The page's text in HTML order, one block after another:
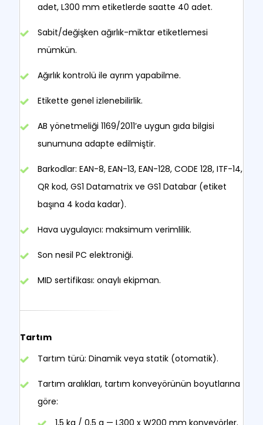
adet, L300 mm etiketlerde saatte 40 adet.
Sabit/değişken ağırlık-miktar etiketlemesi
mümkün.
Ağırlık kontrolü ile ayrım yapabilme.
Etikette genel izlenebilirlik.
AB yönetmeliği 1169/2011’e uygun gıda bilgisi
sunumuna adapte edilmiştir.
Barkodlar: EAN-8, EAN-13, EAN-128, CODE 128, ITF-14,
QR kod, GS1 Datamatrix ve GS1 Databar (etiket
başına 4 koda kadar).
Hava uygulayıcı: maksimum verimlilik.
Son nesil PC elektroniği.
MID sertifikası: onaylı ekipman.
Tartım
Tartım türü: Dinamik veya statik (otomatik).
Tartım aralıkları, tartım konveyörünün boyutlarına
göre:
1,5 kg / 0,5 g — L300 x W200 mm konveyörler.